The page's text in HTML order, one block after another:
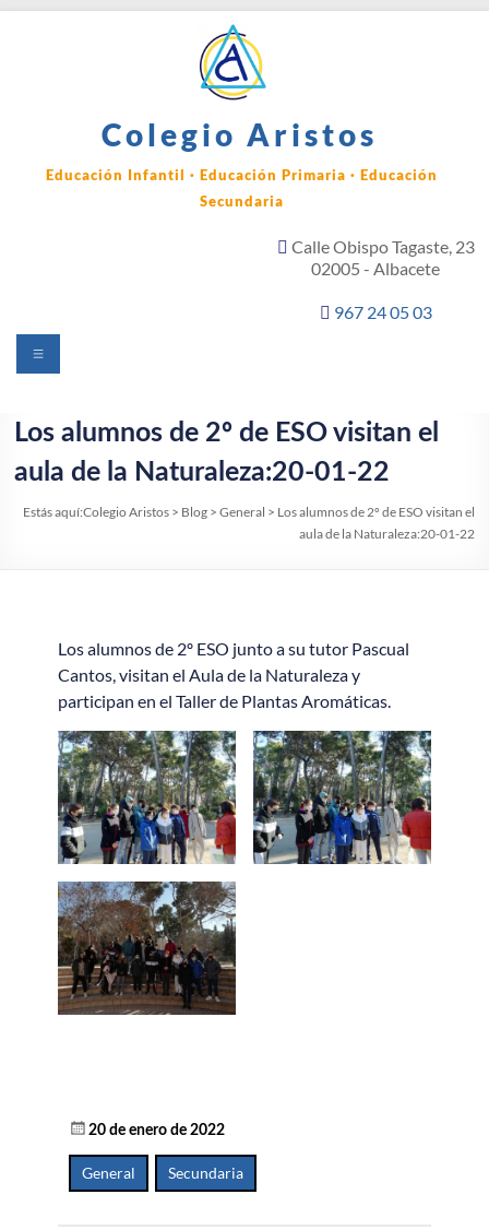
Colegio Aristos
Educación Infantil · Educación Primaria · Educación
Secundaria
Calle Obispo Tagaste, 23
02005 - Albacete
967 24 05 03
Menú
Los alumnos de 2º de ESO visitan el
aula de la Naturaleza:20-01-22
Estás aquí:Colegio Aristos> Blog> General > Los alumnos de 2º de ESO visitan el
aula de la Naturaleza:20-01-22
Los alumnos de 2º ESO junto a su tutor Pascual
Cantos, visitan el Aula de la Naturaleza y
participan en el Taller de Plantas Aromáticas.
20 de enero de 2022
General Secundaria